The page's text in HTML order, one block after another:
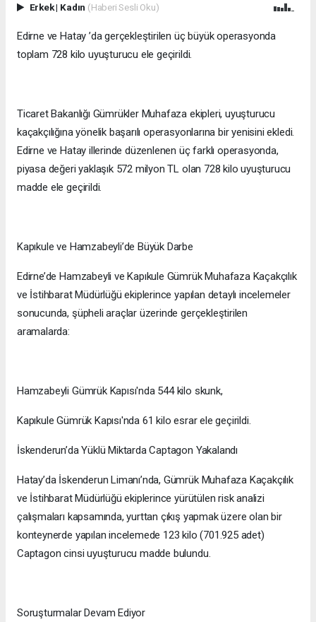
Erkek| Kadın (Haberi Sesli Oku)
Edirne ve Hatay ’da gerçekleştirilen üç büyük operasyonda
toplam 728 kilo uyuşturucu ele geçirildi.
Ticaret Bakanlığı Gümrükler Muhafaza ekipleri, uyuşturucu
kaçakçılığına yönelik başarılı operasyonlarına bir yenisini ekledi.
Edirne ve Hatay illerinde düzenlenen üç farklı operasyonda,
piyasa değeri yaklaşık 572 milyon TL olan 728 kilo uyuşturucu
madde ele geçirildi.
Kapıkule ve Hamzabeyli’de Büyük Darbe
Edirne’de Hamzabeyli ve Kapıkule Gümrük Muhafaza Kaçakçılık
ve İstihbarat Müdürlüğü ekiplerince yapılan detaylı incelemeler
sonucunda, şüpheli araçlar üzerinde gerçekleştirilen
aramalarda:
Hamzabeyli Gümrük Kapısı'nda 544 kilo skunk,
Kapıkule Gümrük Kapısı'nda 61 kilo esrar ele geçirildi.
İskenderun’da Yüklü Miktarda Captagon Yakalandı
Hatay’da İskenderun Limanı’nda, Gümrük Muhafaza Kaçakçılık
ve İstihbarat Müdürlüğü ekiplerince yürütülen risk analizi
çalışmaları kapsamında, yurttan çıkış yapmak üzere olan bir
konteynerde yapılan incelemede 123 kilo (701.925 adet)
Captagon cinsi uyuşturucu madde bulundu.
Soruşturmalar Devam Ediyor